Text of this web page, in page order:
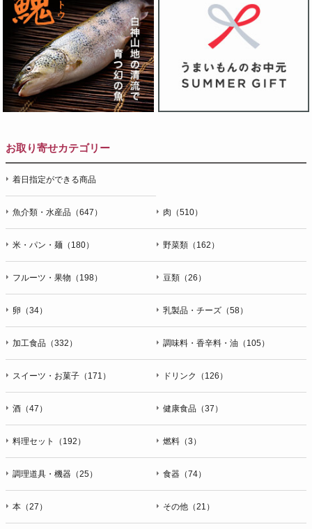
お取り寄せカテゴリー
着日指定ができる商品
魚介類・水産品（647） 肉（510）
米・パン・麺（180） 野菜類（162）
フルーツ・果物（198） 豆類（26）
卵（34） 乳製品・チーズ（58）
加工食品（332） 調味料・香辛料・油（105）
スイーツ・お菓子（171） ドリンク（126）
酒（47） 健康食品（37）
料理セット（192） 燃料（3）
調理道具・機器（25） 食器（74）
本（27） その他（21）